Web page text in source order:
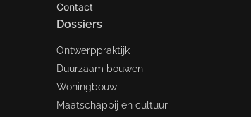
Contact
Dossiers
Ontwerppraktijk
Duurzaam bouwen
Woningbouw
Maatschappij en cultuur